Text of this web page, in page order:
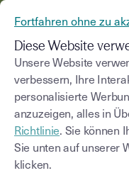
Blog
Kategorie auswählen
Fortfahren ohne zu
Diese Website
Unsere Website
verbessern, Ihre
personalisierte
anzuzeigen, alles in
Richtlinie. Sie können
Sie unten auf unserer
klicken.